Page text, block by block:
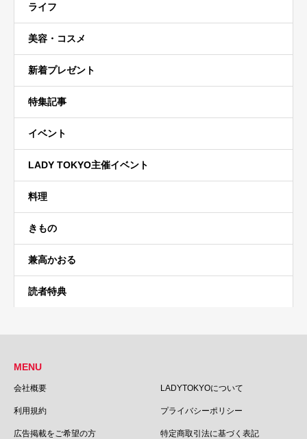
ライフ
美容・コスメ
新着プレゼント
特集記事
イベント
LADY TOKYO主催イベント
料理
きもの
兼高かおる
読者特典
MENU
会社概要 LADYTOKYOについて
利用規約 プライバシーポリシー
広告掲載をご希望の方 特定商取引法に基づく表記